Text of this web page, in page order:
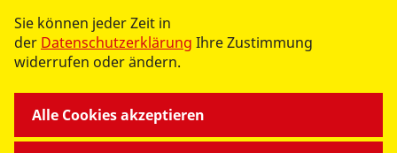
- UNSERE DIENSTLEISTUNGEN -
- UNSERE ANGEBOTE -
Sie können jeder Zeit in
der Datenschutzerklärung Ihre Zustimmung
widerrufen oder ändern.
Alle Cookies akzeptieren